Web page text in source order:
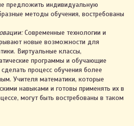
предложить индивидуальную
методы обучения, востребованы
Современные технологии и
новые возможности для
Виртуальные классы,
программы и обучающие
процесс обучения более
Учителя математики, которые
навыками и готовы применять их в
могут быть востребованы в таком